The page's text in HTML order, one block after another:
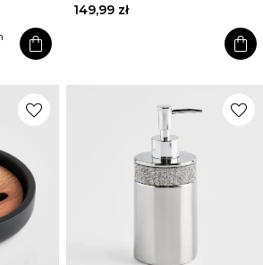
shopping_bag
149,99 zł
shopping_bag
favorite favorite